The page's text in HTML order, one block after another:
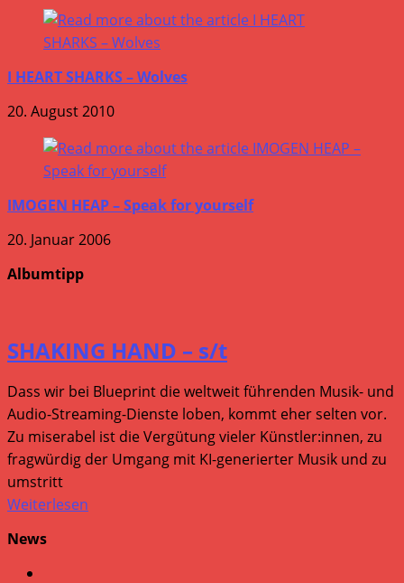
I HEART SHARKS – Wolves
20. August 2010
IMOGEN HEAP – Speak for yourself
20. Januar 2006
Albumtipp
SHAKING HAND – s/t
Dass wir bei Blueprint die weltweit führenden Musik- und
Audio-Streaming-Dienste loben, kommt eher selten vor.
Zu miserabel ist die Vergütung vieler Künstler:innen, zu
fragwürdig der Umgang mit KI-generierter Musik und zu
umstritt
Weiterlesen
News